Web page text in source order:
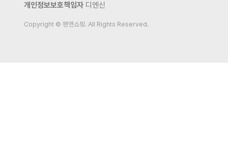
개인정보보호책임자 디엔신
Copyright © 팬앤쇼핑. All Rights Reserved.